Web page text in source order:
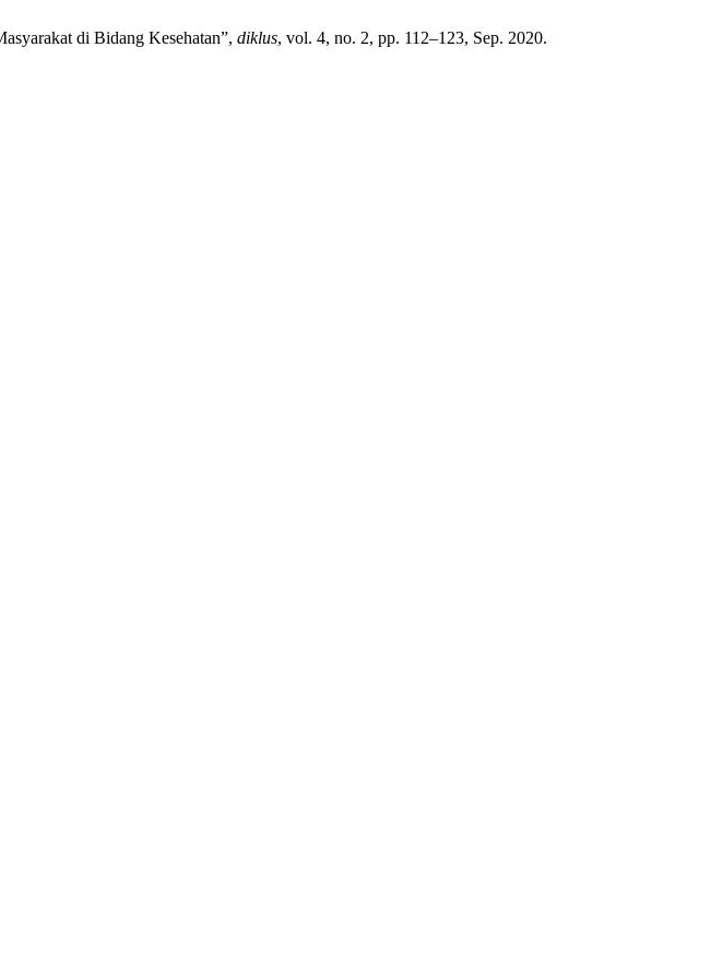
di Bidang Kesehatan”, diklus, vol. 4, no. 2, pp. 112–123, Sep. 2020.